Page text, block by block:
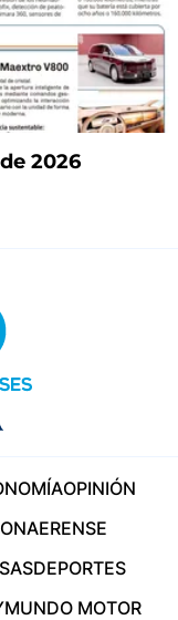
2026
OPINIÓN
DEPORTES
MUNDO MOTOR